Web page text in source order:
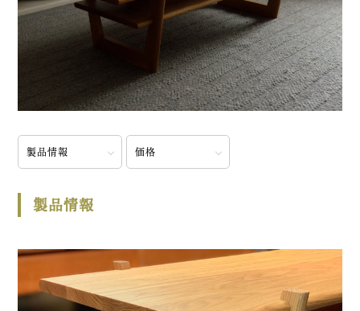
製品情報 価格
製品情報